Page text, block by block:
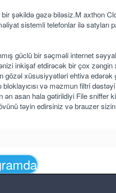
şəkildə gəzə biləsiz.M axthon
sistemli telefonlar ilə satyları
güclü bir səçməli internet
inkişaf etdirəcək bir çox
xüsusiyyətləri ehtiva edərək
və məzmun filtri
ən asan hala gətirildiyi File sniffer
təyin edirsiniz və brauzer sizin